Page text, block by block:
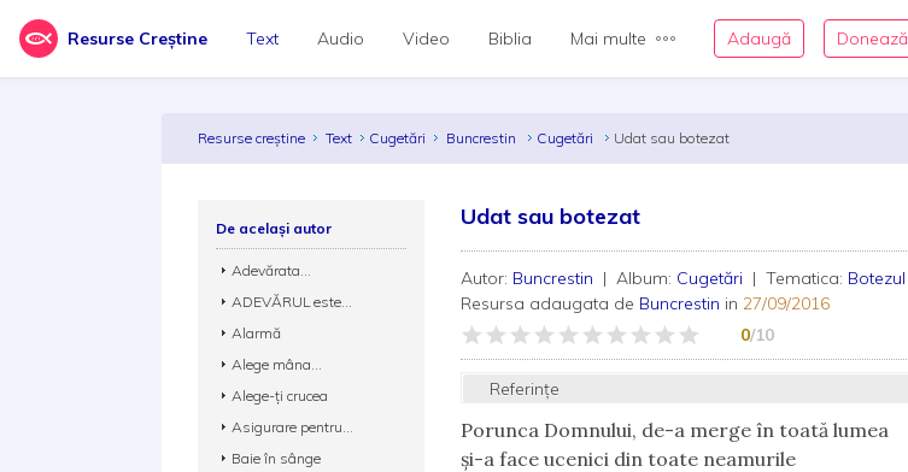
Resurse Creștine Text Audio Video Biblia Mai multe Adaugă Donează
Resurse creștine Text Cugetări Buncrestin Cugetări Udat sau botezat
Udat sau botezat
Autor: Buncrestin | Album: Cugetări | Tematica: Botezul
Resursa adaugata de Buncrestin in 27/09/2016
0/10
Referințe
Porunca Domnului, de-a merge în toată lumea
şi-a face ucenici din toate neamurile
De același autor
Adevărata...
ADEVĂRUL este...
Alarmă
Alege mâna...
Alege-ţi crucea
Asigurare pentru...
Baie în sânge